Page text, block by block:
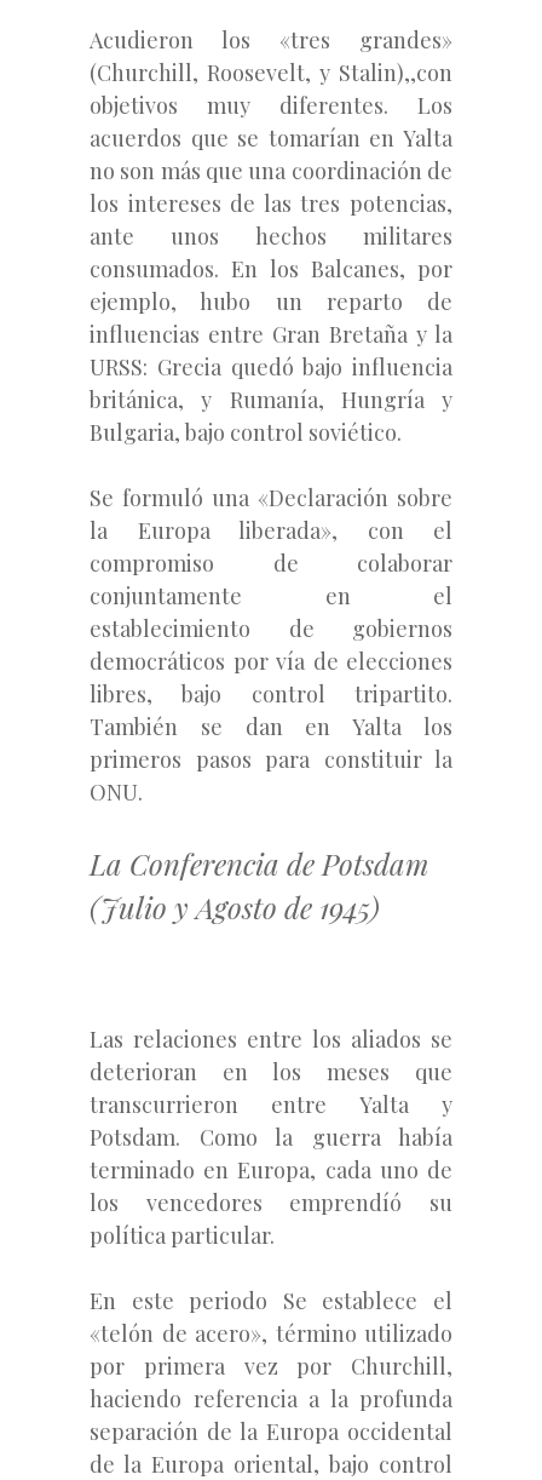
Acudieron los «tres grandes»
(Churchill, Roosevelt, y Stalin),,con
objetivos muy diferentes. Los
acuerdos que se tomarían en Yalta
no son más que una coordinación de
los intereses de las tres potencias,
ante unos hechos militares
consumados. En los Balcanes, por
ejemplo, hubo un reparto de
influencias entre Gran Bretaña y la
URSS: Grecia quedó bajo influencia
británica, y Rumanía, Hungría y
Bulgaria, bajo control soviético.
Se formuló una «Declaración sobre
la Europa liberada», con el
compromiso de colaborar
conjuntamente en el
establecimiento de gobiernos
democráticos por vía de elecciones
libres, bajo control tripartito.
También se dan en Yalta los
primeros pasos para constituir la
ONU.
La Conferencia de Potsdam
(Julio y Agosto de 1945)
Las relaciones entre los aliados se
deterioran en los meses que
transcurrieron entre Yalta y
Potsdam. Como la guerra había
terminado en Europa, cada uno de
los vencedores emprendíó su
política particular.
En este periodo Se establece el
«telón de acero», término utilizado
por primera vez por Churchill,
haciendo referencia a la profunda
separación de la Europa occidental
de la Europa oriental, bajo control